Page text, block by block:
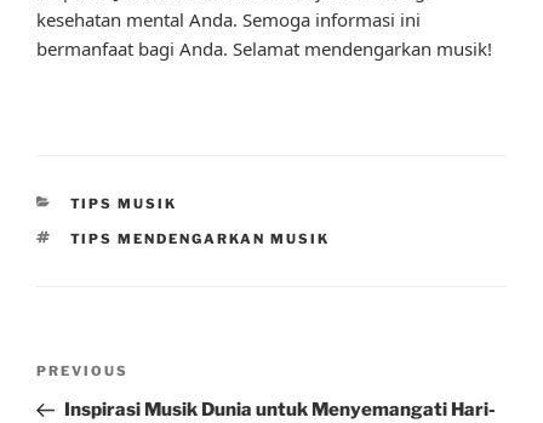
kesehatan mental Anda. Semoga informasi ini
bermanfaat bagi Anda. Selamat mendengarkan musik!
CATEGORIES
TIPS MUSIK
TAGS
TIPS MENDENGARKAN MUSIK
Previous
Post
PREVIOUS
Inspirasi Musik Dunia untuk Menyemangati Hari-